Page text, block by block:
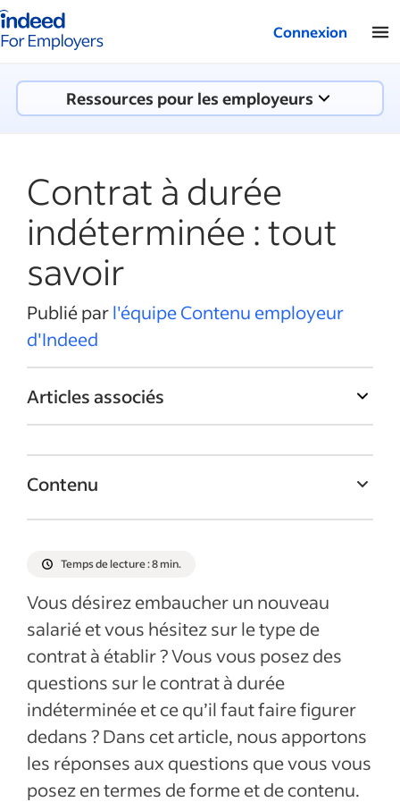
Indeed - Entreprises
Connexion
Ressources pour les employeurs
Contrat à durée
indéterminée : tout
savoir
Publié parl'équipe Contenu employeur
d'Indeed
Articles associés
Contenu
Le CDI doit-il impérativement être écrit ?
Que doit contenir un contrat de travail à
durée indéterminée ?
Quelles sont les obligations de l’employeur
et du salarié ?
Le contrat à durée indéterminée :
avantages et inconvénients
Dans quel cas est-il possible de mettre fin
à un contrat à durée indéterminée ?
Temps de lecture : 8 min.
Vous désirez embaucher un nouveau
salarié et vous hésitez sur le type de
contrat à établir ? Vous vous posez des
questions sur le contrat à durée
indéterminée et ce qu’il faut faire figurer
dedans ? Dans cet article, nous apportons
les réponses aux questions que vous vous
posez en termes de forme et de contenu.